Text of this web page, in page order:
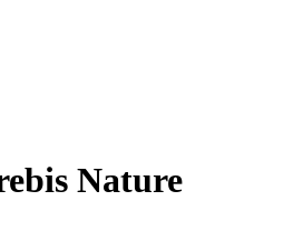
Nature